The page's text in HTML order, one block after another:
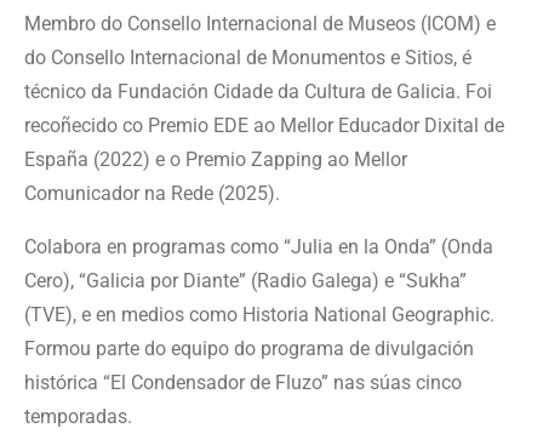
Membro do Consello Internacional de Museos (ICOM) e
do Consello Internacional de Monumentos e Sitios, é
técnico da Fundación Cidade da Cultura de Galicia. Foi
recoñecido co Premio EDE ao Mellor Educador Dixital de
España (2022) e o Premio Zapping ao Mellor
Comunicador na Rede (2025).
Colabora en programas como “Julia en la Onda” (Onda
Cero), “Galicia por Diante” (Radio Galega) e “Sukha”
(TVE), e en medios como Historia National Geographic.
Formou parte do equipo do programa de divulgación
histórica “El Condensador de Fluzo” nas súas cinco
temporadas.